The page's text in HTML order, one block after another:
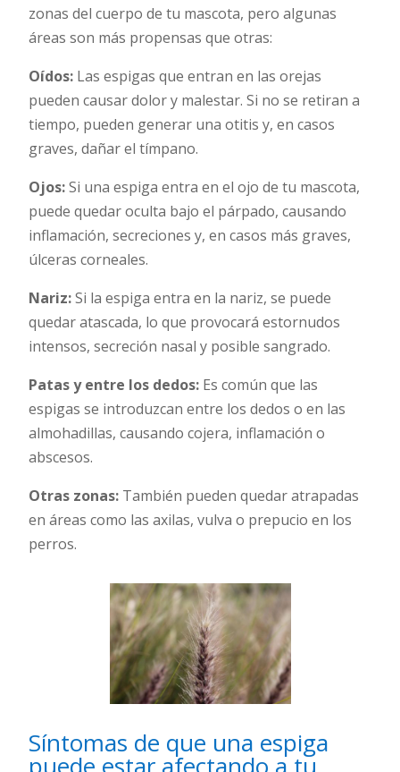
zonas del cuerpo de tu mascota, pero algunas
áreas son más propensas que otras:
Oídos: Las espigas que entran en las orejas
pueden causar dolor y malestar. Si no se retiran a
tiempo, pueden generar una otitis y, en casos
graves, dañar el tímpano.
Ojos:Si una espiga entra en el ojo de tu mascota,
puede quedar oculta bajo el párpado, causando
inflamación, secreciones y, en casos más graves,
úlceras corneales.
Nariz:Si la espiga entra en la nariz, se puede
quedar atascada, lo que provocará estornudos
intensos, secreción nasal y posible sangrado.
Patas y entre los dedos: Es común que las
espigas se introduzcan entre los dedos o en las
almohadillas, causando cojera, inflamación o
abscesos.
Otras zonas: También pueden quedar atrapadas
en áreas como las axilas, vulva o prepucio en los
perros.
Síntomas de que una espiga